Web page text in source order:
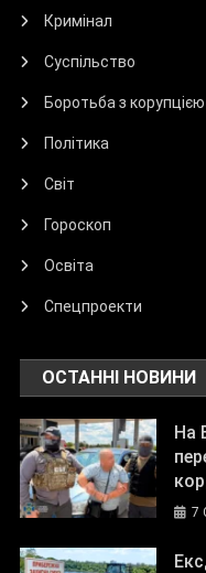
Кримінал
Суспільство
Боротьба з корупцією
Політика
Світ
Гороскоп
Освіта
Спецпроекти
ОСТАННІ НОВИНИ
На
7